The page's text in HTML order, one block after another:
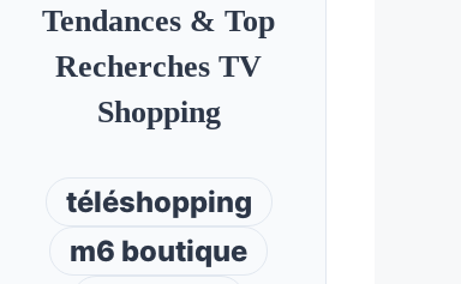
Tendances & Top
Recherches TV
Shopping
téléshopping
m6 boutique